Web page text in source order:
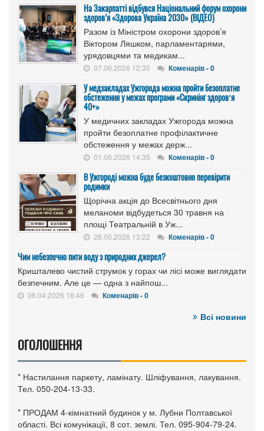
На Закарпатті відбувся Національний форум охорони
здоров’я «Здорова Україна 2030» (ВІДЕО)
Разом із Міністром охорони здоров’я
Віктором Ляшком, парламентарями,
урядовцями та медикам...
07.06.2026 12:35 Коменарів - 0
У медзакладах Ужгорода можна пройти безоплатне
обстеження у межах програми «Скринінг здоровʼя
40+»
У медичних закладах Ужгорода можна
пройти безоплатне профілактичне
обстеження у межах держ...
01.06.2026 14:35 Коменарів - 0
В Ужгороді можна буде безкоштовно перевірити
родимки
Щорічна акція до Всесвітнього дня
меланоми відбудеться 30 травня на
площі Театральній в Уж...
28.05.2026 13:22 Коменарів - 0
Чим небезпечно пити воду з природних джерел?
Кришталево чистий струмок у горах чи лісі може виглядати
безпечним. Але це — одна з найпош...
06.04.2026 16:46 Коменарів - 0
Всі новини
ОГОЛОШЕННЯ
* Настилання паркету, ламінату. Шліфування, лакування.
Тел. 050-204-13-33.
* ПРОДАМ 4-кімнатний будинок у м. Лубни Полтавської
області. Всі комунікації, 8 сот. землі. Тел. 095-904-79-24.